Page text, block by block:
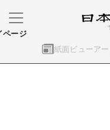
紙面ビューアー
ページ